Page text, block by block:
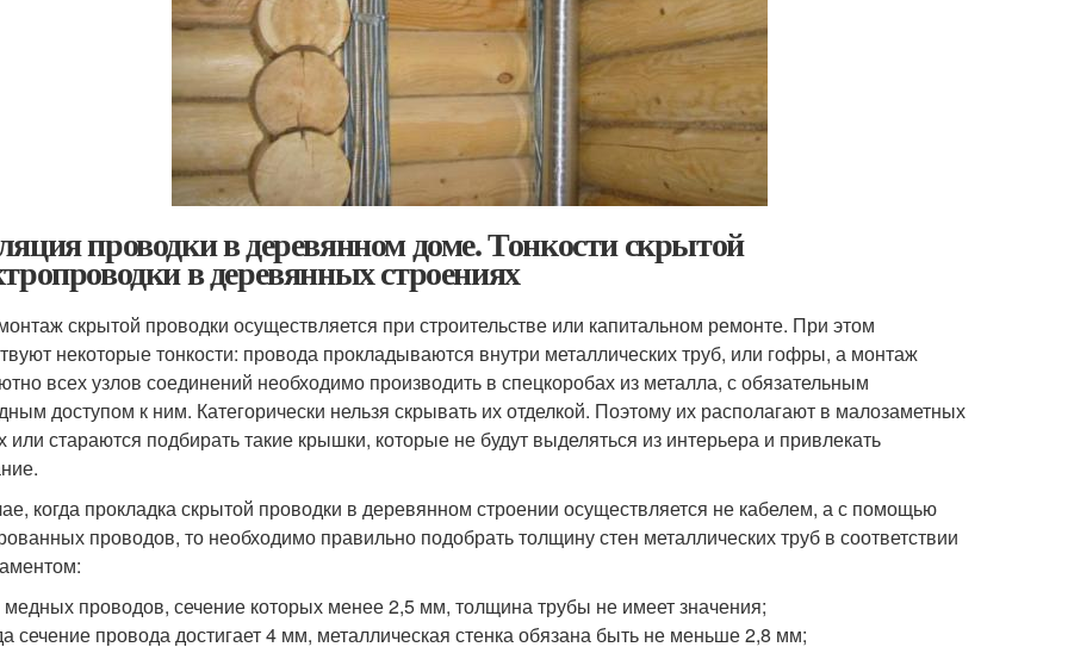
проводки в деревянном доме. Тонкости скрытой
в деревянных строениях
скрытой проводки осуществляется при строительстве или капитальном ремонте. При этом
некоторые тонкости: провода прокладываются внутри металлических труб, или гофры, а монтаж
всех узлов соединений необходимо производить в спецкоробах из металла, с обязательным
доступом к ним. Категорически нельзя скрывать их отделкой. Поэтому их располагают в малозаметных
или стараются подбирать такие крышки, которые не будут выделяться из интерьера и привлекать
когда прокладка скрытой проводки в деревянном строении осуществляется не кабелем, а с помощью
проводов, то необходимо правильно подобрать толщину стен металлических труб в соответствии
медных проводов, сечение которых менее 2,5 мм, толщина трубы не имеет значения;
сечение провода достигает 4 мм, металлическая стенка обязана быть не меньше 2,8 мм;